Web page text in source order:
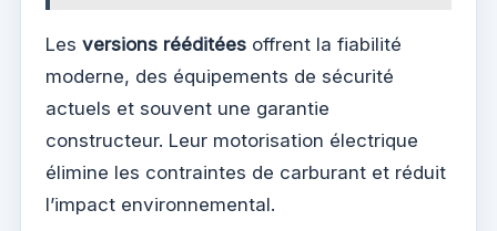
Les versions rééditées offrent la fiabilité
moderne, des équipements de sécurité
actuels et souvent une garantie
constructeur. Leur motorisation électrique
élimine les contraintes de carburant et réduit
l’impact environnemental.